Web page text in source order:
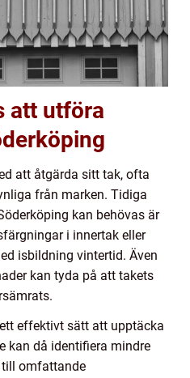
att utföra
att åtgärda sitt tak, ofta
från marken. Tidiga
kan behövas är
i innertak eller
isbildning vintertid. Även
kan tyda på att takets
effektivt sätt att upptäcka
kan då identifiera mindre
till omfattande